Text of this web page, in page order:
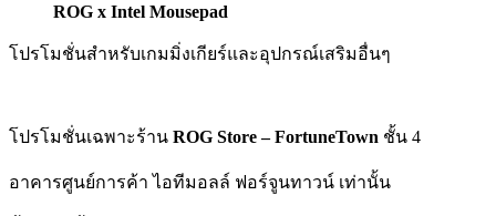
ROG x Intel Mousepad
โปรโมชั่นสำหรับเกมมิ่งเกียร์และอุปกรณ์เสริมอื่นๆ
โปรโมชั่นเฉพาะร้าน ROG Store – FortuneTown ชั้น 4
อาคารศูนย์การค้า ไอทีมอลล์ ฟอร์จูนทาวน์ เท่านั้น